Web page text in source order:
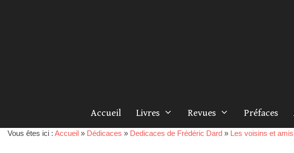
Accueil Livres Revues Préfaces
Vous êtes ici : Accueil » Dédicaces » Dedicaces de Frédéric Dard » Les voisins et amis